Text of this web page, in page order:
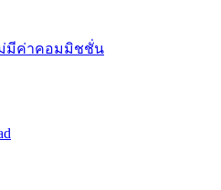
ม่มีค่าคอมมิชชั่น